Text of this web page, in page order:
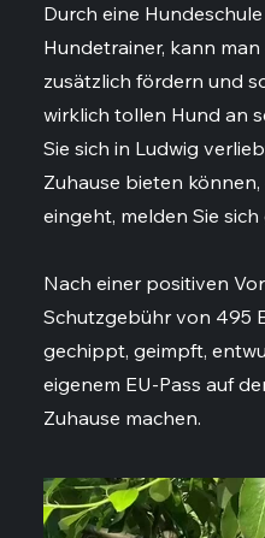
Durch eine
Hundetrainer, kann
zusätzlich fördern und
wirklich tollen Hund an
Sie sich in Ludwig
Zuhause bieten
eingeht, melden Sie sich
Nach einer positiven
Schutzgebühr von 495
gechippt, geimpft,
eigenem EU-Pass auf
Zuhause machen.